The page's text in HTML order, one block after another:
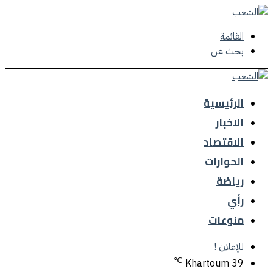
القائمة
بحث عن
الرئيسية
الاخبار
الاقتصاد
الحوارات
رياضة
رأي
منوعات
للإعلان !
Khartoum 39
℃